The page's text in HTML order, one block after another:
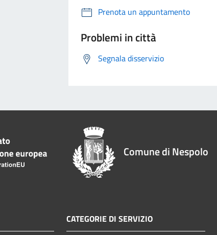
Prenota un appuntamento
Problemi in città
Segnala disservizio
Comune di Nespolo
CATEGORIE DI SERVIZIO